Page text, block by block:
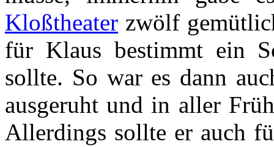
Kloßtheater zwölf
für Klaus bestimmt ein
sollte. So war es dann
ausgeruht und in aller
Allerdings sollte er auch